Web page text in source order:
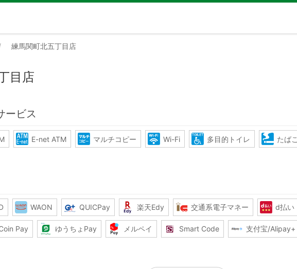
練馬関町北五丁目店
目店
ービス
E-net ATM マルチコピー Wi-Fi 多目的トイレ たばこ
WAON QUICPay 楽天Edy 交通系電子マネー d払い
Pay ゆうちょPay メルペイ Smart Code 支付宝/Alipay+